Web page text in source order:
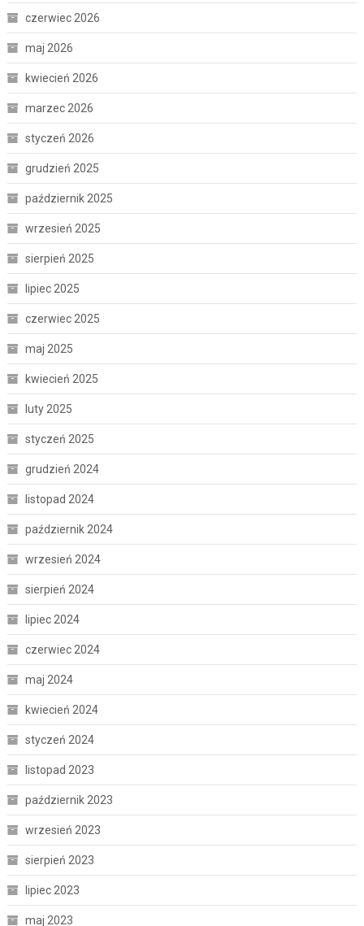
czerwiec 2026
maj 2026
kwiecień 2026
marzec 2026
styczeń 2026
grudzień 2025
październik 2025
wrzesień 2025
sierpień 2025
lipiec 2025
czerwiec 2025
maj 2025
kwiecień 2025
luty 2025
styczeń 2025
grudzień 2024
listopad 2024
październik 2024
wrzesień 2024
sierpień 2024
lipiec 2024
czerwiec 2024
maj 2024
kwiecień 2024
styczeń 2024
listopad 2023
październik 2023
wrzesień 2023
sierpień 2023
lipiec 2023
maj 2023